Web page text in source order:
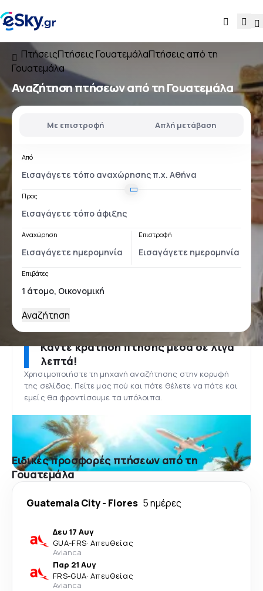
ΠτήσειςΠτήσεις ΓουατεμάλαΠτήσεις από τη
Γουατεμάλα
Αναζήτηση πτήσεωναπό τη Γουατεμάλα
Με επιστροφή Απλή μετάβαση
Από
Προς
Αναχώρηση Επιστροφή
Επιβάτες
Αναζήτηση
Κάντε κράτηση πτήσης μέσα σε λίγα
λεπτά!
Χρησιμοποιήστε τη μηχανή αναζήτησης στην κορυφή
της σελίδας. Πείτε μας πού και πότε θέλετε να πάτε και
εμείς θα φροντίσουμε τα υπόλοιπα.
Ειδικές προσφορές πτήσεων από τη
Γουατεμάλα
Guatemala City- Flores 5 ημέρες
Δευ 17 Αυγ
GUA-FRS· Απευθείας
Avianca
Παρ 21 Αυγ
FRS-GUA· Απευθείας
Avianca